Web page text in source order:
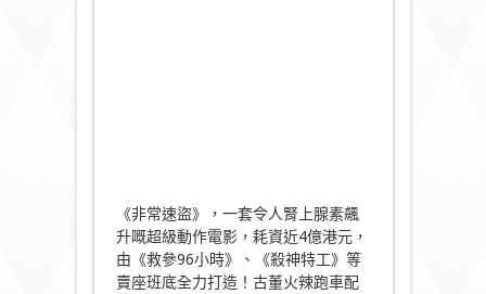
《非常速盜》，一套令人腎上腺素飆
升嘅超級動作電影，耗資近4億港元，
由《救參96小時》、《殺神特工》等
賣座班底全力打造！古董火辣跑車配